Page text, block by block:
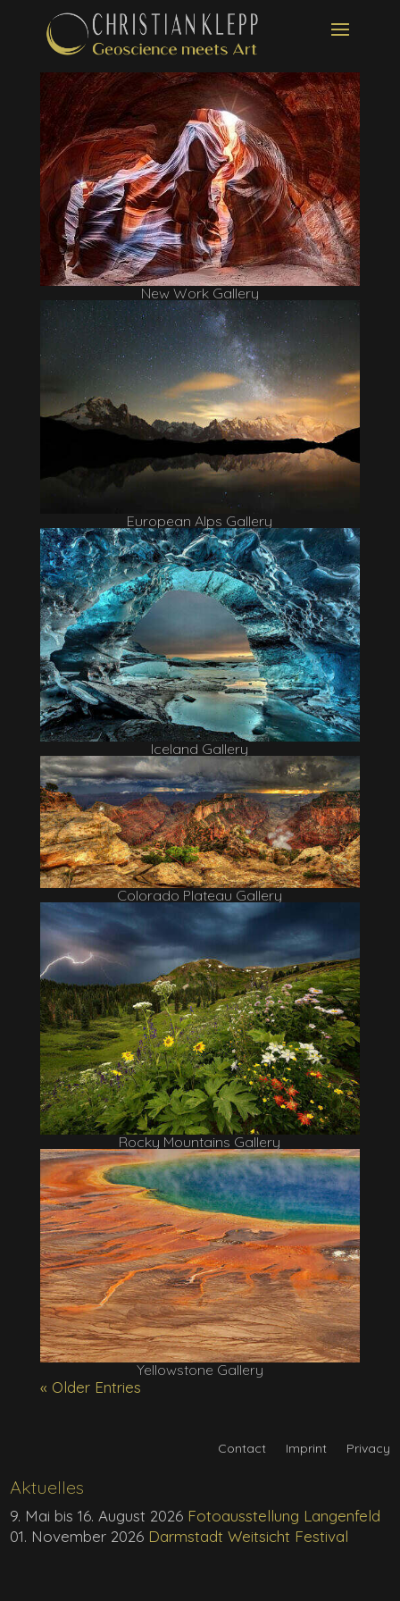
New Work Gallery
European Alps Gallery
Iceland Gallery
Colorado Plateau Gallery
Rocky Mountains Gallery
Yellowstone Gallery
« Older Entries
Aktuelles
9. Mai bis 16. August 2026 Fotoausstellung Langenfeld
01. November 2026 Darmstadt Weitsicht Festival
Contact Imprint Privacy